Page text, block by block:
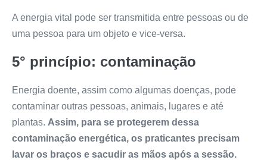
A energia vital pode ser transmitida entre pessoas ou de
uma pessoa para um objeto e vice-versa.
5° princípio: contaminação
Energia doente, assim como algumas doenças, pode
contaminar outras pessoas, animais, lugares e até
plantas. Assim, para se protegerem dessa
contaminação energética, os praticantes precisam
lavar os braços e sacudir as mãos após a sessão.